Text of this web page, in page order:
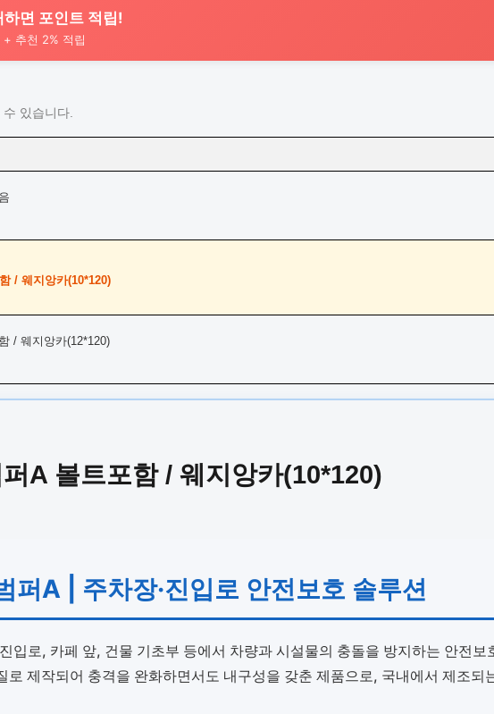
면 포인트 적립!
추천 2% 적립
있습니다.
/ 웨지앙카(10*120)
/ 웨지앙카(12*120)
A 볼트포함 / 웨지앙카(10*120)
퍼A | 주차장·진입로 안전보호 솔루션
입로, 카페 앞, 건물 기초부 등에서 차량과 시설물의 충돌을 방지하는 안전보
로 제작되어 충격을 완화하면서도 내구성을 갖춘 제품으로, 국내에서 제조되